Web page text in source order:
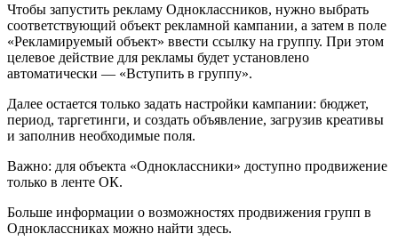
Чтобы запустить рекламу Одноклассников, нужно выбрать
соответствующий объект рекламной кампании, а затем в поле
«Рекламируемый объект» ввести ссылку на группу. При этом
целевое действие для рекламы будет установлено
автоматически — «Вступить в группу».
Далее остается только задать настройки кампании: бюджет,
период, таргетинги, и создать объявление, загрузив креативы
и заполнив необходимые поля.
Важно: для объекта «Одноклассники» доступно продвижение
только в ленте ОК.
Больше информации о возможностях продвижения групп в
Одноклассниках можно найти здесь.